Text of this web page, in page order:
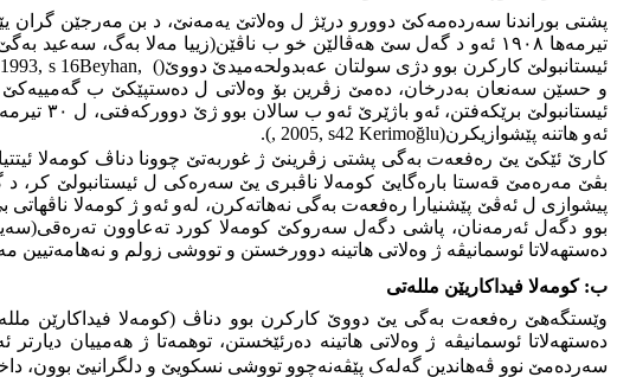
تیرمه‌ها ١٩٠٨ ئەو د گەل سێ هەڤالێن خو ب ناڤێن(زییا مەلا بەگ،
ئیستانبولێ کاركرن بوو دژی سولتان عەبدولحەمیدێ دووێ((
Beyhan,
1993, s 16
و حسێن سەنعان بەدرخان، دەمێ زڤرین بۆ وەلاتی ل دەستپێکێ ب گەمییەکێ
ئەو هاتنە پێشوازیکرن(Kerimoğlu
, 2005, s42
).
کارێ ئێکێ یێ رەفعەت بەگی پشتی زڤرینێ ژ غوربەتێ چوونا دناڤ کومەلا
بڤێ مەرەمێ قەستا بارەگایێ کومەلا ناڤبری یێ سەرەکی ل ئیستانبولێ کر، د
پیشوازی ل ئەڤێ پێشنیارا رەفعەت بەگی نەهاتەکرن، لەو ئەو ژ کومەلا
دەستهەلاتا ئوسمانیڤە ژ وەلاتی هاتینە دوورخستن و تووشی زولم و نەهامەتیین
ب: کومەلا فیداکاریێن مللەتی
وێستگەهێ رەفعەت بەگی یێ دووێ کارکرن بوو دناڤ (کومەلا فیداکارێن
دەستهەلاتا ئوسمانیڤە ژ وەلاتی هاتینە دەرئێخستن، توهمەتا ژ هەمییان
سەردەمێ نوو ڤەهاندین گەلەک پێڤەنەچوو تووشی نسکویێ و دلگرانیێ بوون،